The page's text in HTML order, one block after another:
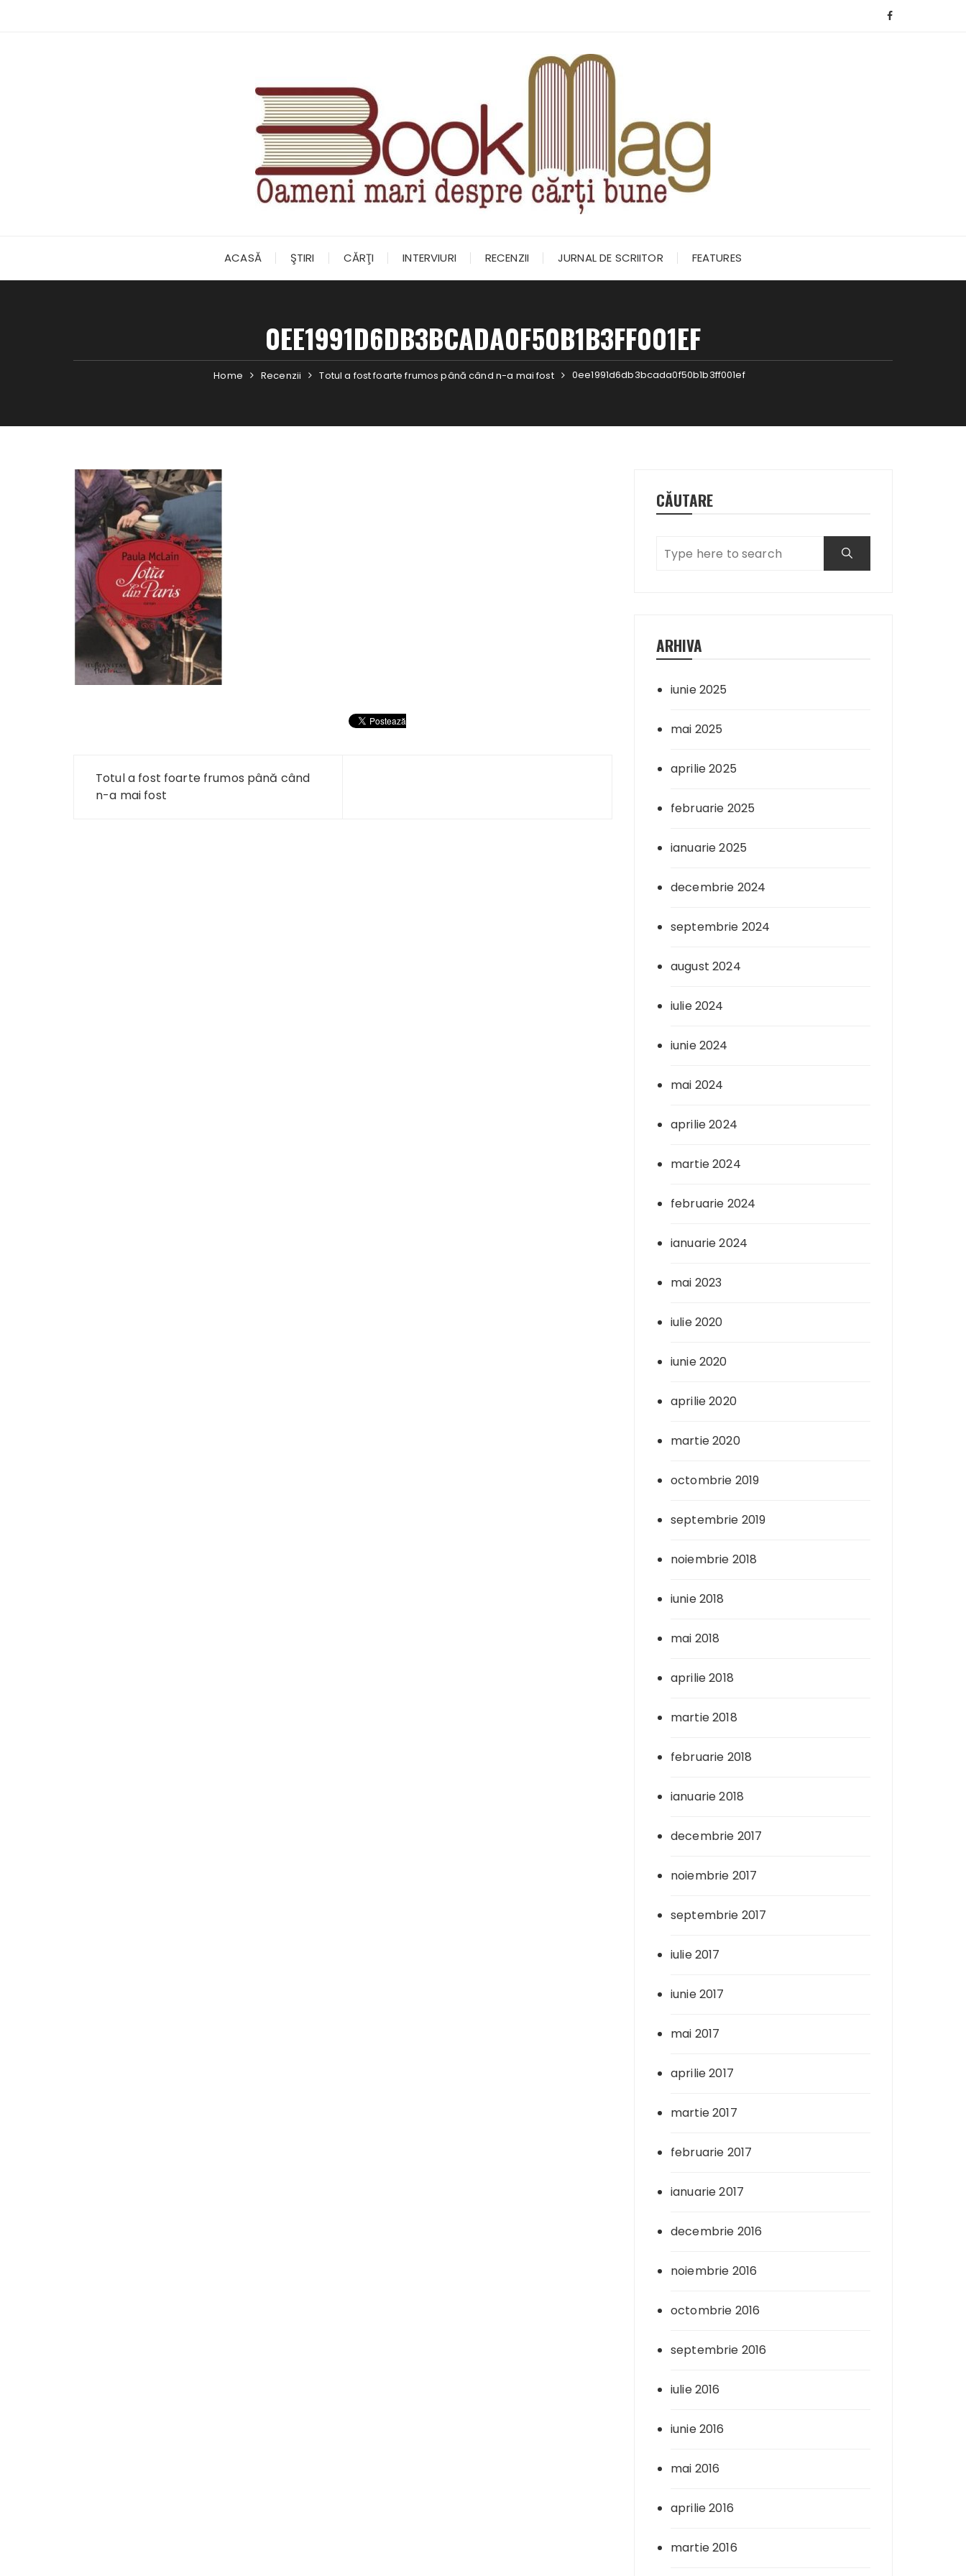
ACASĂ ŞTIRI CĂRŢI INTERVIURI RECENZII JURNAL DE SCRIITOR FEATURES
0EE1991D6DB3BCADA0F50B1B3FF001EF
Home Recenzii Totul a fost foarte frumos până când n-a mai fost 0ee1991d6db3bcada0f50b1b3ff001ef
Navigare
Totul a fost foarte frumos până când
n-a mai fost
CĂUTARE
ARHIVA
iunie 2025
mai 2025
aprilie 2025
februarie 2025
ianuarie 2025
decembrie 2024
septembrie 2024
august 2024
iulie 2024
iunie 2024
mai 2024
aprilie 2024
martie 2024
februarie 2024
ianuarie 2024
mai 2023
iulie 2020
iunie 2020
aprilie 2020
martie 2020
octombrie 2019
septembrie 2019
noiembrie 2018
iunie 2018
mai 2018
aprilie 2018
martie 2018
februarie 2018
ianuarie 2018
decembrie 2017
noiembrie 2017
septembrie 2017
iulie 2017
iunie 2017
mai 2017
aprilie 2017
martie 2017
februarie 2017
ianuarie 2017
decembrie 2016
noiembrie 2016
octombrie 2016
septembrie 2016
iulie 2016
iunie 2016
mai 2016
aprilie 2016
martie 2016